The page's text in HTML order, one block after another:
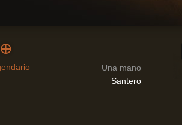
Una mano
Santero